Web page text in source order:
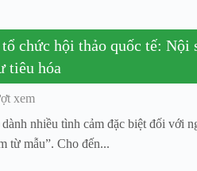
chức hội thảo quốc tế: Nội
tiêu hóa
xem
nhiều tình cảm đặc biệt đối với
từ mẫu”. Cho đến...